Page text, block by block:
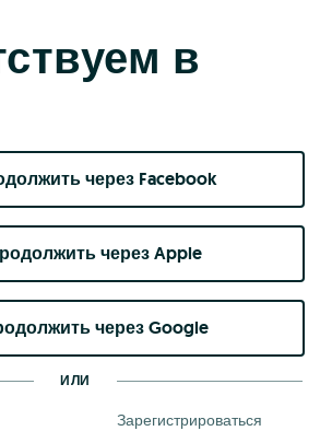
в
через Facebook
через Apple
через Google
ИЛИ
Зарегистрироваться